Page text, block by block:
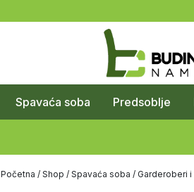
Spavaća soba Predsoblje
Početna / Shop / Spavaća soba / Garderoberi i